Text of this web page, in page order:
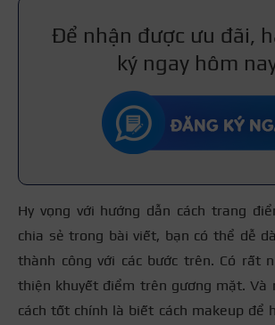
Để nhận được ưu đãi,
ký ngay hôm
Hy vọng với hướng dẫn cách trang
chia sẻ trong bài viết, bạn có thể dễ
thành công với các bước trên. Có rất
thiện khuyết điểm trên gương mặt. Và
cách tốt chính là biết cách makeup để